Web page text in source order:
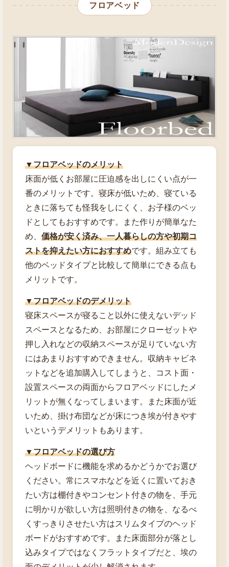
フロアベッド
▼フロアベッドのメリット
床面が低くお部屋に圧迫感を出しにくい点が一
番のメリットです。寝床が低いため、寝ている
ときに落ちても怪我をしにくく、お子様のベッ
ドとしてもおすすめです。また作りが簡単なた
め、 価格が安く済み、一人暮らしの方や初期コ
ストを抑えたい方におすすめです。組み立ても
他のベッドタイプと比較して簡単にできる点も
メリットです。
▼フロアベッドのデメリット
寝床スペースが寝ること以外に使えないデッド
スペースとなるため、お部屋にクローゼットや
押し入れなどの収納スペースが足りていない方
にはあまりおすすめできません。収納キャビネ
ットなどを追加購入してしまうと、コスト面・
設置スペースの両面からフロアベッドにしたメ
リットが無くなってしまいます。また床面が近
いため、掛け布団などが床につき埃が付きやす
いというデメリットもあります。
▼フロアベッドの選び方
ヘッドボードに機能を求めるかどうかでお選び
ください。常にスマホなどを近くに置いておき
たい方は棚付きやコンセント付きの物を、手元
に明かりが欲しい方は照明付きの物を、なるべ
くすっきりさせたい方はスリムタイプのヘッド
ボードがおすすめです。また床面部分が落とし
込みタイプではなくフラットタイプだと、埃の